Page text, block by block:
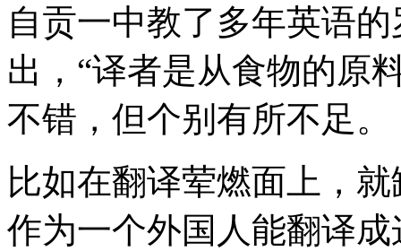
自贡一中教了多年英语
出，“译者是从食物的原
不错，但个别有所不足。
比如在翻译荤燃面上，
作为一个外国人能翻译